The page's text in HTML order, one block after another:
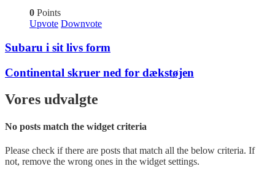
0 Points
Upvote Downvote
Subaru i sit livs form
Continental skruer ned for dækstøjen
Vores udvalgte
No posts match the widget criteria
Please check if there are posts that match all the below criteria. If
not, remove the wrong ones in the widget settings.